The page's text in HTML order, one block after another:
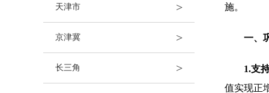
天津市 >
京津冀 >
长三角 >
施。
一、
1.支
值实现正